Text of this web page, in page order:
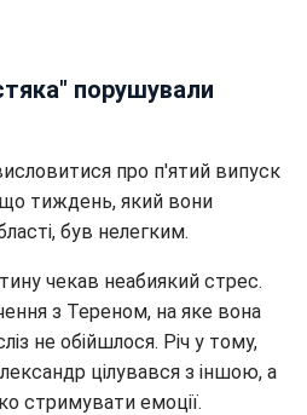
порушували
про п'ятий випуск
що тиждень, який вони
був нелегким.
чекав неабиякий стрес.
з Тереном, на яке вона
не обійшлося. Річ у тому,
цілувався з іншою, а
стримувати емоції.